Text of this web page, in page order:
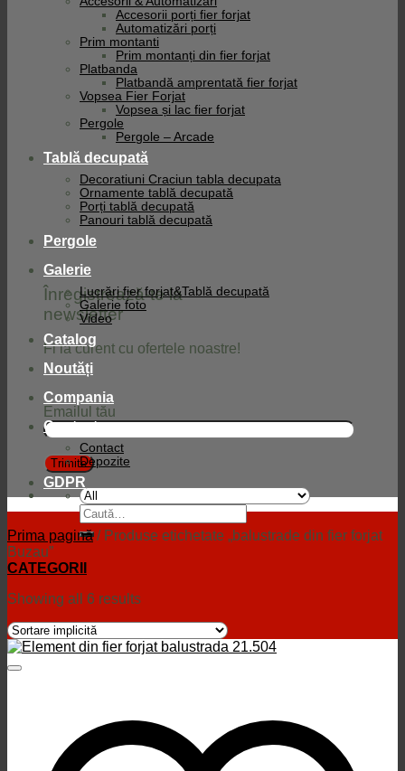
Înregistrează-te la
newsletter
Fi la curent cu ofertele noastre!
Emailul tău
Caută
după:
Accesorii porți fier forjat
Automatizări porți
Prim montanti
Prim montanți din fier forjat
Platbanda
Platbandă amprentată fier forjat
Vopsea Fier Forjat
Vopsea și lac fier forjat
Pergole
Pergole – Arcade
Tablă decupată
Decoratiuni Craciun tabla decupata
Ornamente tablă decupată
Porți tablă decupată
Panouri tablă decupată
Pergole
Galerie
Lucrări fier forjat&Tablă decupată
Galerie foto
Video
Catalog
Noutăți
Compania
Contact
Contact
Depozite
GDPR
Prima pagină /Produse etichetate „balustrade din fier forjat
Buzau”
CATEGORII
Showing all 6 results